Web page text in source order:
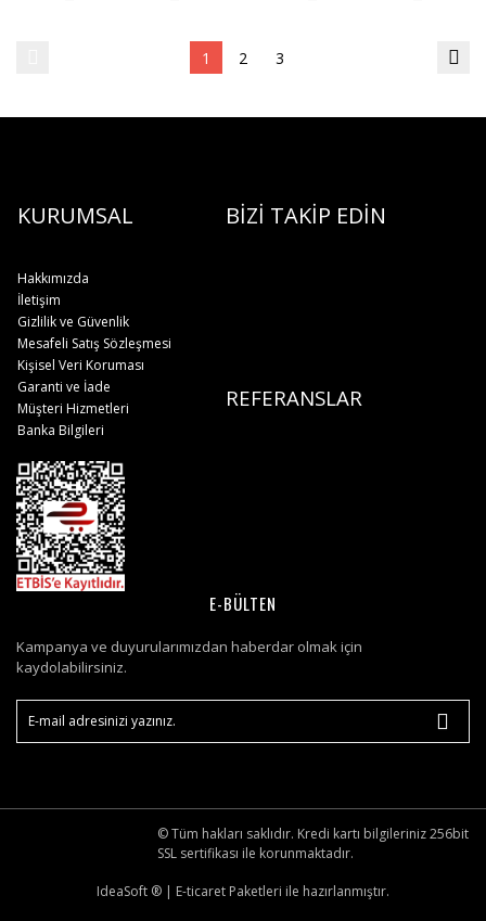
1 2 3
KURUMSAL BİZİ TAKİP EDİN
Hakkımızda
İletişim
Gizlilik ve Güvenlik
Mesafeli Satış Sözleşmesi
Kişisel Veri Koruması
REFERANSLAR
Garanti ve İade
Müşteri Hizmetleri
Banka Bilgileri
E-BÜLTEN
Kampanya ve duyurularımızdan haberdar olmak için
kaydolabilirsiniz.
© Tüm hakları saklıdır. Kredi kartı bilgileriniz 256bit
SSL sertifikası ile korunmaktadır.
IdeaSoft ® | E-ticaret Paketleri ile hazırlanmıştır.